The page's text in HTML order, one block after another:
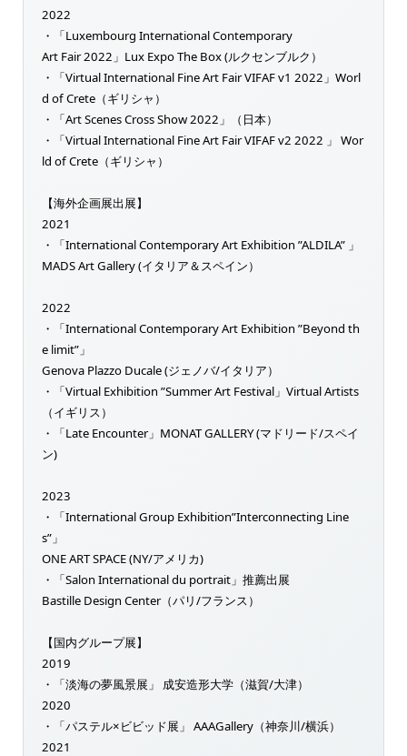
2022
・「Luxembourg International Contemporary
Art Fair 2022」Lux Expo The Box (ルクセンブルク）
・「Virtual International Fine Art Fair VIFAF v1 2022」Worl
d of Crete（ギリシャ）
・「Art Scenes Cross Show 2022」（日本）
・「Virtual International Fine Art Fair VIFAF v2 2022 」 Wor
ld of Crete（ギリシャ）
【海外企画展出展】
2021
・「International Contemporary Art Exhibition ”ALDILA” 」
MADS Art Gallery (イタリア＆スペイン）
2022
・「International Contemporary Art Exhibition ”Beyond th
e limit”」
Genova Plazzo Ducale (ジェノバ/イタリア）
・「Virtual Exhibition ”Summer Art Festival」Virtual Artists
（イギリス）
・「Late Encounter」MONAT GALLERY (マドリード/スペイ
ン)
2023
・「International Group Exhibition”Interconnecting Line
s”」
ONE ART SPACE (NY/アメリカ)
・「Salon International du portrait」推薦出展
Bastille Design Center（パリ/フランス）
【国内グループ展】
2019
・「淡海の夢風景展」 成安造形大学（滋賀/大津）
2020
・「パステル×ビビッド展」 AAAGallery（神奈川/横浜）
2021